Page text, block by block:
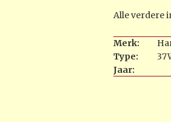
Alle verdere
Merk:
Type:
Jaar: